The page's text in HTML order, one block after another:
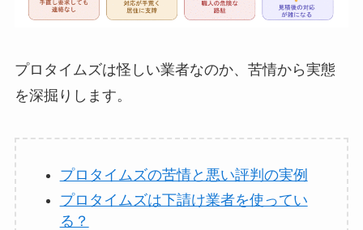
プロタイムズは怪しい業者なのか、苦情から実態
を深掘りします。
プロタイムズの苦情と悪い評判の実例
プロタイムズは下請け業者を使ってい
る？